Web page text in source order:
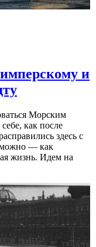
и
Морским
как после
здесь с
— как
жизнь. Идем на